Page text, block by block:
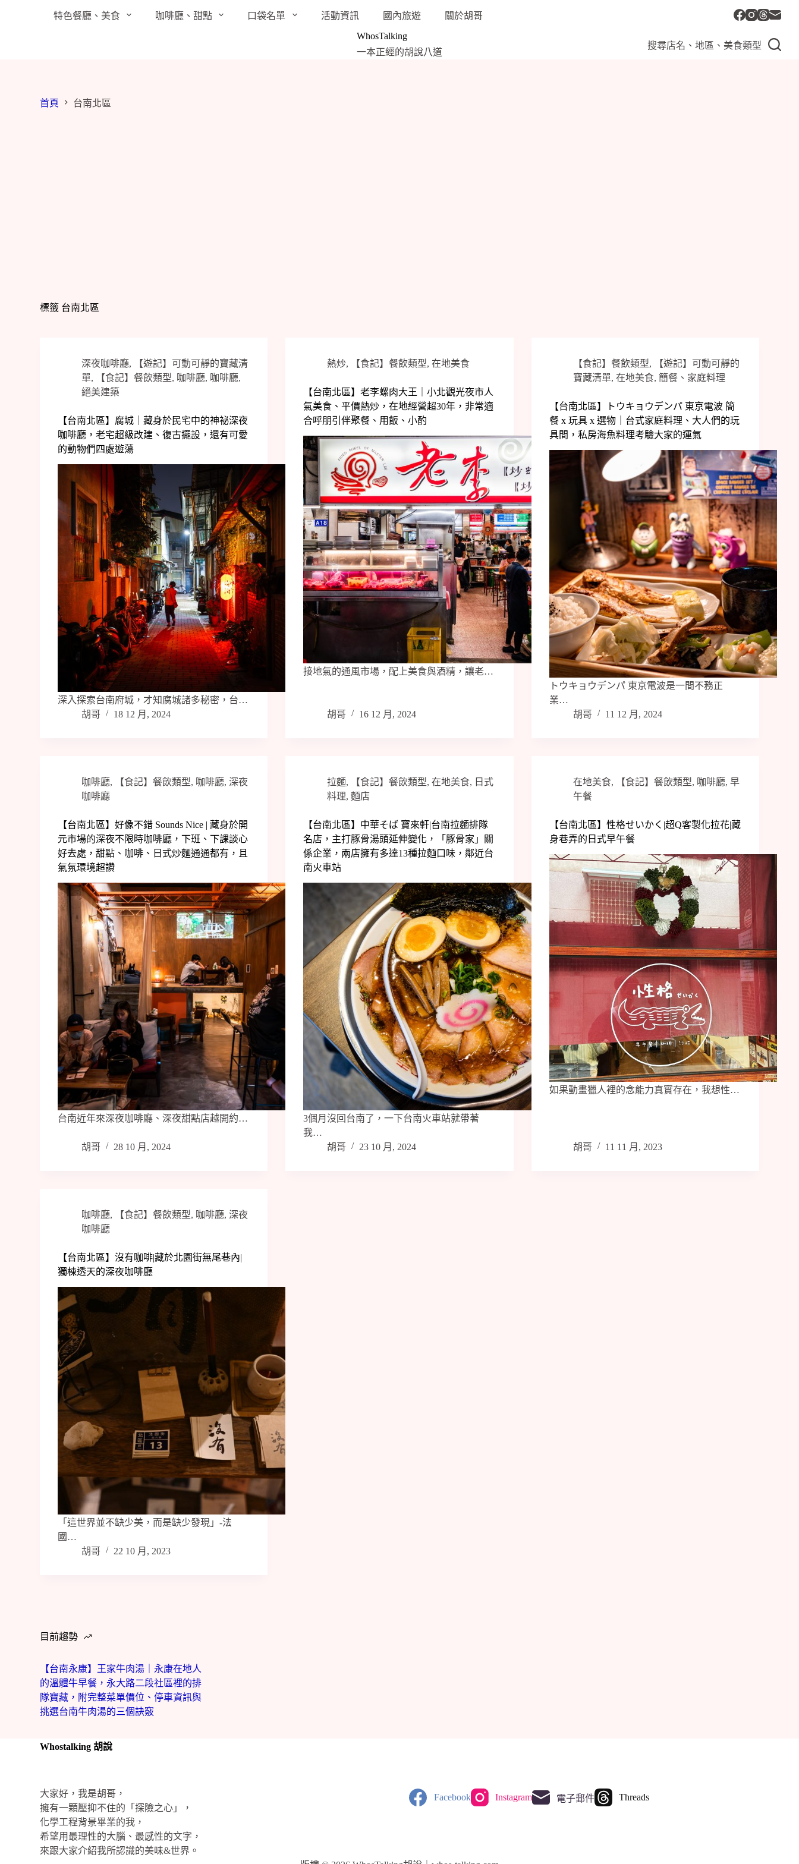
特色餐廳、美食 咖啡廳、甜點 口袋名單 活動資訊 國內旅遊
關於胡哥
WhosTalking
一本正經的胡說八道
搜尋店名、地區、美食類型
首頁 台南北區
標籤 台南北區
深夜咖啡廳,
【遊記】可動可靜的寶藏清
單, 【食記】餐飲類型, 咖啡廳, 咖啡廳,
絕美建築
【台南北區】腐城｜藏身於民宅中的神祕深夜
咖啡廳，老宅超級改建、復古擺設，還有可愛
的動物們四處遊蕩
深入探索台南府城，才知腐城諸多秘密，台…
胡哥
18 12 月, 2024
熱炒, 【食記】餐飲類型,在地美食
【台南北區】老李螺肉大王｜小北觀光夜市人
氣美食、平價熱炒，在地經營超30年，非常適
合呼朋引伴聚餐、用飯、小酌
接地氣的通風市場，配上美食與酒精，讓老…
胡哥 16 12 月, 2024
【食記】餐飲類型,
【遊記】可動可靜的
寶藏清單, 在地美食, 簡餐、家庭料理
【台南北區】トウキョウデンパ 東京電波 簡
餐 x 玩具 x 選物｜台式家庭料理、大人們的玩
具間，私房海魚料理考驗大家的運氣
トウキョウデンパ 東京電波是一間不務正
業…
胡哥
11 12 月, 2024
咖啡廳, 【食記】餐飲類型, 咖啡廳,深夜
咖啡廳
【台南北區】好像不錯 Sounds Nice | 藏身於開
元市場的深夜不限時咖啡廳，下班、下課談心
好去處，甜點、咖啡、日式炒麵通通都有，且
氣氛環境超讚
台南近年來深夜咖啡廳、深夜甜點店越開約…
胡哥 28 10 月, 2024
拉麵, 【食記】餐飲類型,在地美食, 日式
料理,麵店
【台南北區】中華そば 寶來軒|台南拉麵排隊
名店，主打豚骨湯頭延伸變化，「豚骨家」關
係企業，兩店擁有多達13種拉麵口味，鄰近台
南火車站
3個月沒回台南了，一下台南火車站就帶著
我…
胡哥
23 10 月, 2024
在地美食, 【食記】餐飲類型, 咖啡廳, 早
午餐
【台南北區】性格せいかく|超Q客製化拉花|藏
身巷弄的日式早午餐
如果動畫獵人裡的念能力真實存在，我想性…
胡哥 11 11 月, 2023
咖啡廳, 【食記】餐飲類型, 咖啡廳,深夜
咖啡廳
【台南北區】沒有咖啡|藏於北園街無尾巷內|
獨棟透天的深夜咖啡廳
「這世界並不缺少美，而是缺少發現」-法
國…
胡哥
22 10 月, 2023
目前趨勢
【台南永康】王家牛肉湯｜永康在地人
的溫體牛早餐，永大路二段社區裡的排
隊寶藏，附完整菜單價位、停車資訊與
挑選台南牛肉湯的三個訣竅
Whostalking 胡說
大家好，我是胡哥，
擁有一顆壓抑不住的「探險之心」，
化學工程背景畢業的我，
希望用最理性的大腦、最感性的文字，
來跟大家介紹我所認識的美味&世界。
Facebook Instagram 電子郵件 Threads